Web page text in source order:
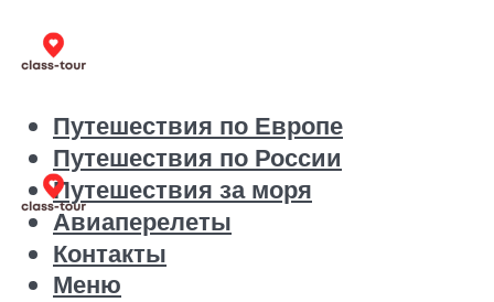
Путешествия по Европе
Путешествия по России
Путешествия за моря
Авиаперелеты
Контакты
Меню